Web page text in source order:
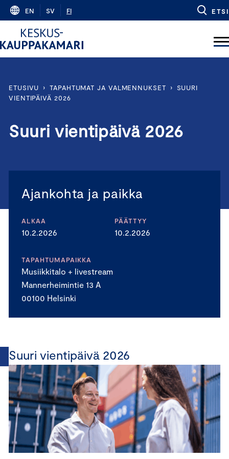
Skip
content
EN SV FI ETSI
ETUSIVU › TAPAHTUMAT JA VALMENNUKSET ›
SUURI
VIENTIPÄIVÄ 2026
Suuri vientipäivä 2026
Ajankohta ja paikka
ALKAA
10.2.2026
PÄÄTTYY
10.2.2026
TAPAHTUMAPAIKKA
Musiikkitalo + livestream
Mannerheimintie 13 A
00100 Helsinki
Suuri vientipäivä 2026